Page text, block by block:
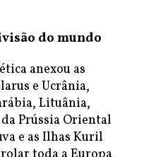
do mundo
anexou as
e Ucrânia,
Lituânia,
Prússia Oriental
e as Ilhas Kuril